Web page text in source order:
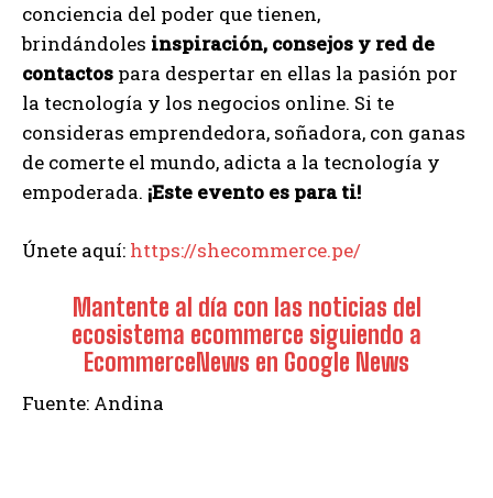
conciencia del poder que tienen,
brindándoles inspiración, consejos y red de
contactos para despertar en ellas la pasión por
la tecnología y los negocios online. Si te
consideras emprendedora, soñadora, con ganas
de comerte el mundo, adicta a la tecnología y
empoderada. ¡Este evento es para ti!
Únete aquí: https://shecommerce.pe/
Mantente al día con las noticias del
ecosistema ecommerce siguiendo a
EcommerceNews en Google News
Fuente: Andina